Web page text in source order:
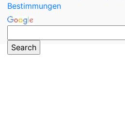
Bestimmungen